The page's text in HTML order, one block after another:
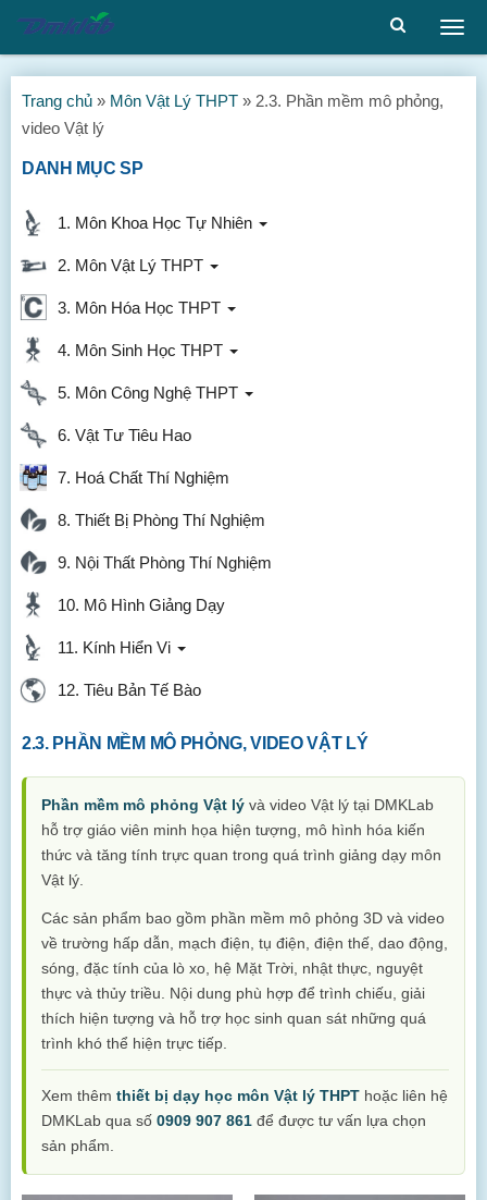
Trang chủ » Môn Vật Lý THPT » 2.3. Phần mềm mô phỏng,
video Vật lý
DANH MỤC SP
1. Môn Khoa Học Tự Nhiên
2. Môn Vật Lý THPT
3. Môn Hóa Học THPT
4. Môn Sinh Học THPT
5. Môn Công Nghệ THPT
6. Vật Tư Tiêu Hao
7. Hoá Chất Thí Nghiệm
8. Thiết Bị Phòng Thí Nghiệm
9. Nội Thất Phòng Thí Nghiệm
10. Mô Hình Giảng Dạy
11. Kính Hiển Vi
12. Tiêu Bản Tế Bào
2.3. PHẦN MỀM MÔ PHỎNG, VIDEO VẬT LÝ
Phần mềm mô phỏng Vật lý và video Vật lý tại DMKLab
hỗ trợ giáo viên minh họa hiện tượng, mô hình hóa kiến
thức và tăng tính trực quan trong quá trình giảng dạy môn
Vật lý.
Các sản phẩm bao gồm phần mềm mô phỏng 3D và video
về trường hấp dẫn, mạch điện, tụ điện, điện thế, dao động,
sóng, đặc tính của lò xo, hệ Mặt Trời, nhật thực, nguyệt
thực và thủy triều. Nội dung phù hợp để trình chiếu, giải
thích hiện tượng và hỗ trợ học sinh quan sát những quá
trình khó thể hiện trực tiếp.
Xem thêm thiết bị dạy học môn Vật lý THPT hoặc liên hệ
DMKLab qua số 0909 907 861 để được tư vấn lựa chọn
sản phẩm.